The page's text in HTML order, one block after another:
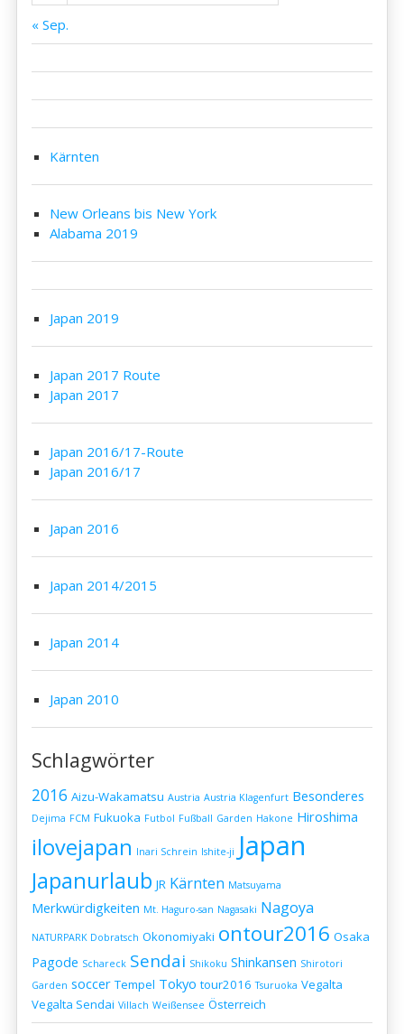
« Sep.
Kärnten
New Orleans bis New York
Alabama 2019
Japan 2019
Japan 2017 Route
Japan 2017
Japan 2016/17-Route
Japan 2016/17
Japan 2016
Japan 2014/2015
Japan 2014
Japan 2010
Schlagwörter
2016 Aizu-Wakamatsu Austria Austria Klagenfurt Besonderes
Dejima FCM Fukuoka Futbol Fußball Garden Hakone Hiroshima
ilovejapan Inari Schrein Ishite-ji Japan
Japanurlaub JR Kärnten Matsuyama
Merkwürdigkeiten Mt. Haguro-san Nagasaki Nagoya
NATURPARK Dobratsch Okonomiyaki ontour2016 Osaka
Pagode Schareck Sendai Shikoku Shinkansen Shirotori
Garden soccer Tempel Tokyo tour2016 Tsuruoka Vegalta
Vegalta Sendai Villach Weißensee Österreich